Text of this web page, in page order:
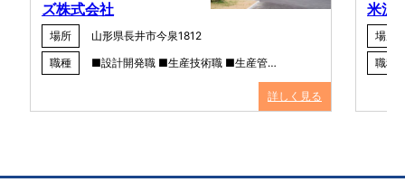
ズ株式会社
場所
山形県長井市今泉1812
職種
■設計開発職 ■生産技術職 ■生産管…
詳しく見る
米沢
場所
職種